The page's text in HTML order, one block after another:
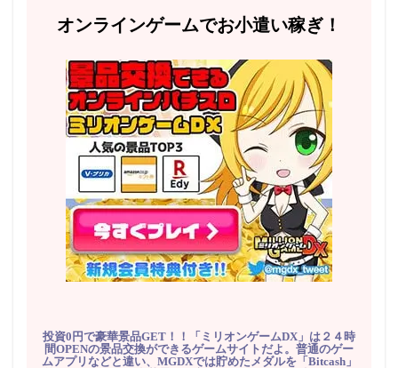
オンラインゲームでお小遣い稼ぎ！
投資0円で豪華景品GET！！「ミリオンゲームDX」は２４時
間OPENの景品交換ができるゲームサイトだよ。普通のゲー
ムアプリなどと違い、MGDXでは貯めたメダルを「Bitcash」